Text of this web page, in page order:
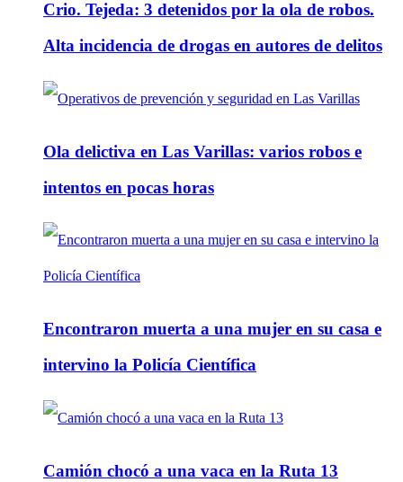
Crio. Tejeda: 3 detenidos por la ola de robos.
Alta incidencia de drogas en autores de delitos
Ola delictiva en Las Varillas: varios robos e
intentos en pocas horas
Encontraron muerta a una mujer en su casa e
intervino la Policía Científica
Camión chocó a una vaca en la Ruta 13